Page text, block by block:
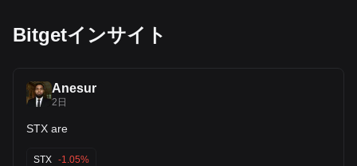
Bitgetインサイト
Anesur
2日
STX are
STX -1.05%